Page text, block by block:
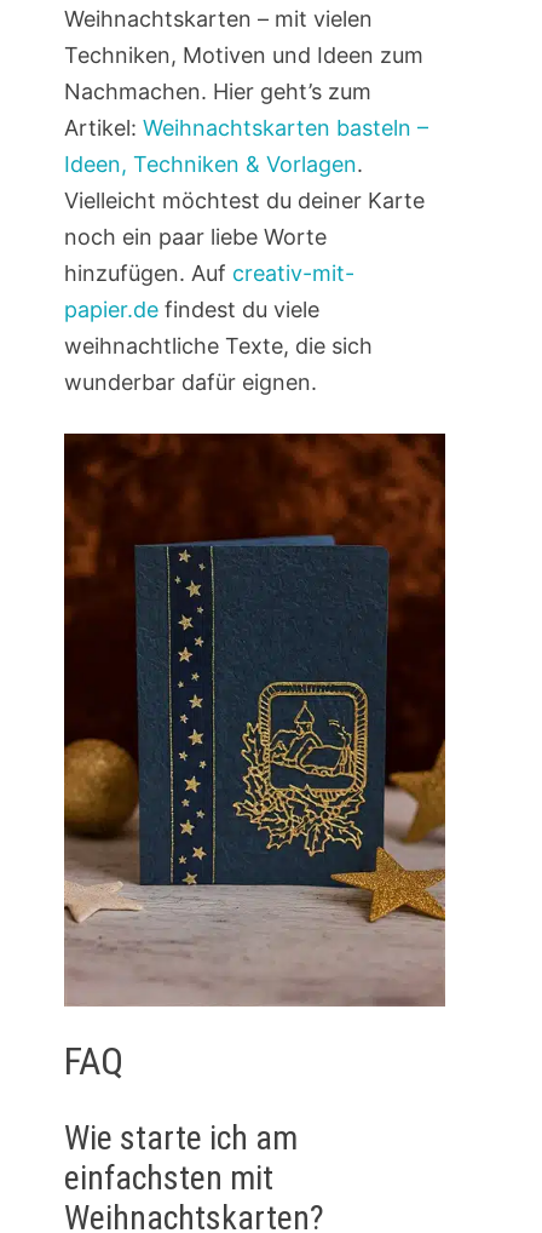
Weihnachtskarten – mit vielen
Techniken, Motiven und Ideen zum
Nachmachen. Hier geht’s zum
Artikel: Weihnachtskarten basteln –
Ideen, Techniken & Vorlagen.
Vielleicht möchtest du deiner Karte
noch ein paar liebe Worte
hinzufügen. Auf creativ-mit-
papier.de findest du viele
weihnachtliche Texte, die sich
wunderbar dafür eignen.
FAQ
Wie starte ich am
einfachsten mit
Weihnachtskarten?